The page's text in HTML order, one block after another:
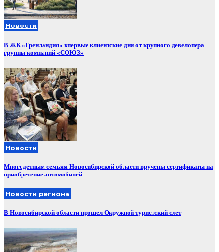
Новости
В ЖК «Гренландия» впервые клиентские дни от крупного девелопера —
группы компаний «СОЮЗ»
Новости
Многодетным семьям Новосибирской области вручены сертификаты на
приобретение автомобилей
Новости региона
В Новосибирской области прошел Окружной туристский слет